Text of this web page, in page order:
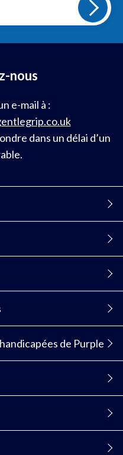
de Purple
nous
e-mail à :
dans un délai d’un